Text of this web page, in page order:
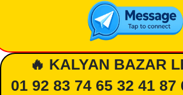
🔥 KALYAN BAZAR
01 92 83 74 65 32 41 87